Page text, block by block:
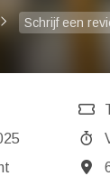
Schrijf een